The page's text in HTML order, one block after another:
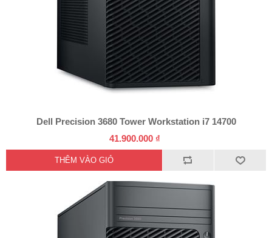
Dell Precision 3680 Tower Workstation i7 14700
41.900.000 ₫